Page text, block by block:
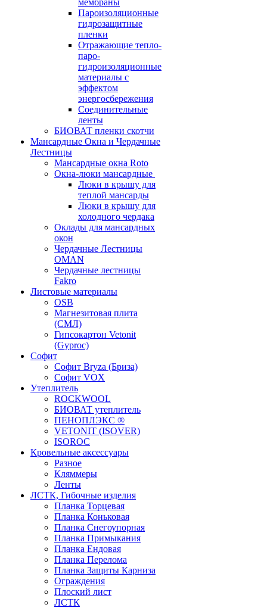
мембраны
Пароизоляционные
гидрозащитные
пленки
Отражающие тепло-
паро-
гидроизоляционные
материалы с
эффектом
энергосбережения
Соединительные
ленты
БИОВАТ пленки скотчи
Мансардные Окна и Чердачные
Лестницы
Мансардные окна Roto
Окна-люки мансардные
Люки в крышу для
теплой мансарды
Люки в крышу для
холодного чердака
Оклады для мансардных
окон
Чердачные Лестницы
OMAN
Чердачные лестницы
Fakro
Листовые материалы
OSB
Магнезитовая плита
(СМЛ)
Гипсокартон Vetonit
(Gyproc)
Софит
Софит Bryza (Бриза)
Софит VOX
Утеплитель
ROCKWOOL
БИОВАТ утеплитель
ПЕНОПЛЭКС ®
VETONIT (ISOVER)
ISOROC
Кровельные аксессуары
Разное
Кляммеры
Ленты
ЛСТК, Гибочные изделия
Планка Торцевая
Планка Коньковая
Планка Снегоупорная
Планка Примыкания
Планка Ендовая
Планка Перелома
Планка Защиты Карниза
Ограждения
Плоский лист
ЛСТК